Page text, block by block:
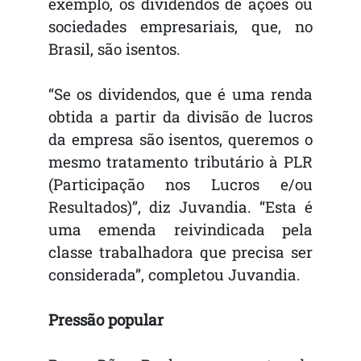
sociedades empresariais, que, no
Brasil, são isentos.
“Se os dividendos, que é uma renda
obtida a partir da divisão de lucros
da empresa são isentos, queremos o
mesmo tratamento tributário à PLR
(Participação nos Lucros e/ou
Resultados)”, diz Juvandia. “Esta é
uma emenda reivindicada pela
classe trabalhadora que precisa ser
considerada”, completou Juvandia.
Pressão popular